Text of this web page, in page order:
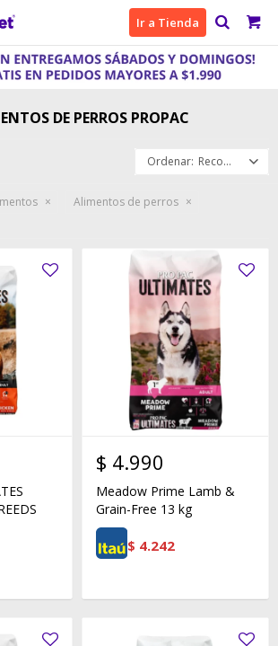
Ir a Tienda
DE PERROS PROPAC
Recomendados
Alimentos de perros
$ 4.990
Meadow Prime Lamb &
Grain-Free 13 kg
$ 4.242